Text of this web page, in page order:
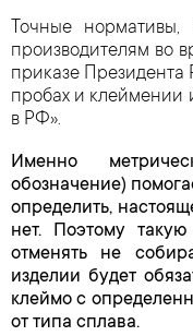
Точные нормативы,
производителям во
приказе Президента
пробах и клеймении
в РФ».
Именно
обозначение)
определить,
нет. Поэтому
отменять не
изделии будет
клеймо с
от типа сплава.